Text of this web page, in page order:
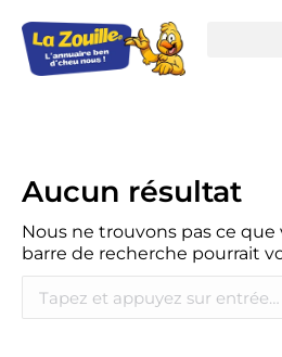
Aucun résultat
Nous ne trouvons pas ce que
barre de recherche pourrait